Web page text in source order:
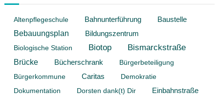
Altenpflegeschule Bahnunterführung
Baustelle
Bebauungsplan
Bildungszentrum
Biologische Station
Biotop Bismarckstraße
Brücke Bücherschrank
Bürgerbeteiligung
Bürgerkommune
Caritas
Demokratie
Dokumentation
Dorsten dank(t) Dir
Einbahnstraße